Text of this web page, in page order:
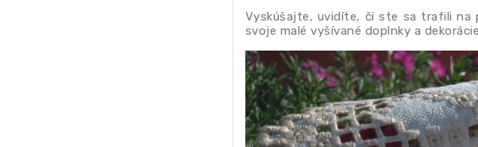
Vyskúšajte, uvidíte, či ste sa trafili na
svoje malé vyšívané doplnky a